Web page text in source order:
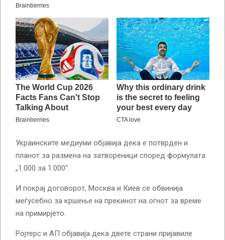
Украинските медиуми објавија дека е потврден и
планот за размена на затвореници според формулата
„1.000 за 1.000“.
И покрај договорот, Москва и Киев се обвинија
меѓусебно за кршење на прекинот на огнот за време
на примирјето.
Ројтерс и АП објавија дека двете страни пријавиле